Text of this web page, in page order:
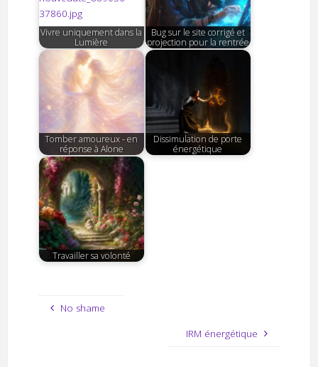
Vivre uniquement dans la
Lumière
Bug sur le site corrigé et
projection pour la rentrée
Tomber amoureux - en
réponse à Alone
Dissimulation de porte
énergétique
Travailler sa volonté
No shame
IRM énergétique